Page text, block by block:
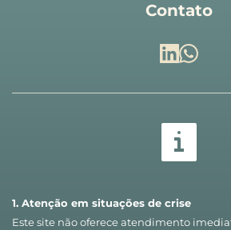
Contato
1. Atenção em situações de crise
Este site não oferece atendimento